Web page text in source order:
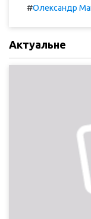
#Олександр
Актуальне